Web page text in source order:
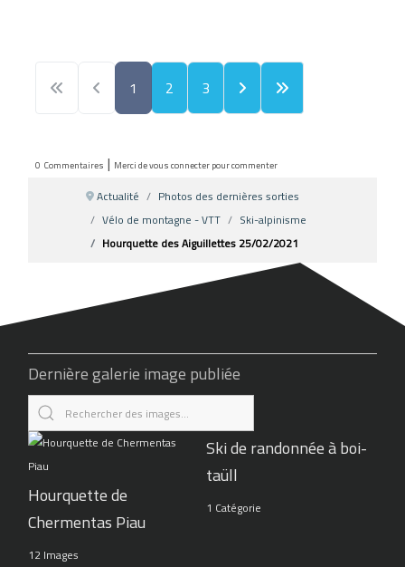
1 2 3
0 Commentaires | Merci de vous connecter pour commenter
Actualité
Photos des dernières sorties
Vélo de montagne - VTT
Ski-alpinisme
Hourquette des Aiguillettes 25/02/2021
Dernière galerie image publiée
Hourquette de
Chermentas Piau
12 Images
Ski de randonnée à boi-
taüll
1 Catégorie